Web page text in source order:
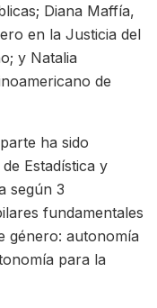
Diana Maffía,
en la Justicia del
y Natalia
de
ha sido
Estadística y
según 3
fundamentales
género: autonomía
para la